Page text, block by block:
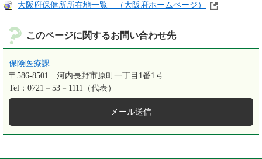
大阪府保健所所在地一覧 （大阪府ホームページ）
このページに関するお問い合わせ先
保険医療課
〒586-8501
河内長野市原町一丁目1番1号
Tel：0721－53－1111（代表）
メール送信